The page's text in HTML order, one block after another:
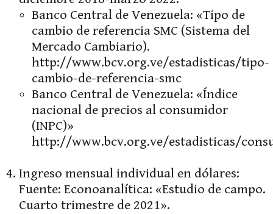
Banco Central de Venezuela: «Tipo de
cambio de referencia SMC (Sistema del
Mercado Cambiario).
http://www.bcv.org.ve/estadisticas/tipo-
cambio-de-referencia-smc
Banco Central de Venezuela: «Índice
nacional de precios al consumidor
(INPC)»
http://www.bcv.org.ve/estadisticas/
Ingreso mensual individual en dólares:
Fuente: Econoanalítica: «Estudio de campo.
Cuarto trimestre de 2021».